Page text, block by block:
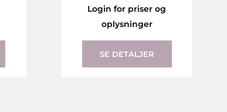
Login for priser og
oplysninger
SE DETALJER